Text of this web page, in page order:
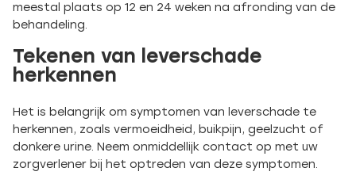
meestal plaats op 12 en 24 weken na afronding van de
behandeling.
Tekenen van leverschade
herkennen
Het is belangrijk om symptomen van leverschade te
herkennen, zoals vermoeidheid, buikpijn, geelzucht of
donkere urine. Neem onmiddellijk contact op met uw
zorgverlener bij het optreden van deze symptomen.